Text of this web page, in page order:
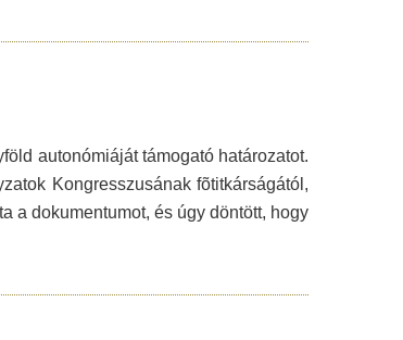
autonómiáját támogató határozatot.
Kongresszusának fõtitkárságától,
a dokumentumot, és úgy döntött, hogy